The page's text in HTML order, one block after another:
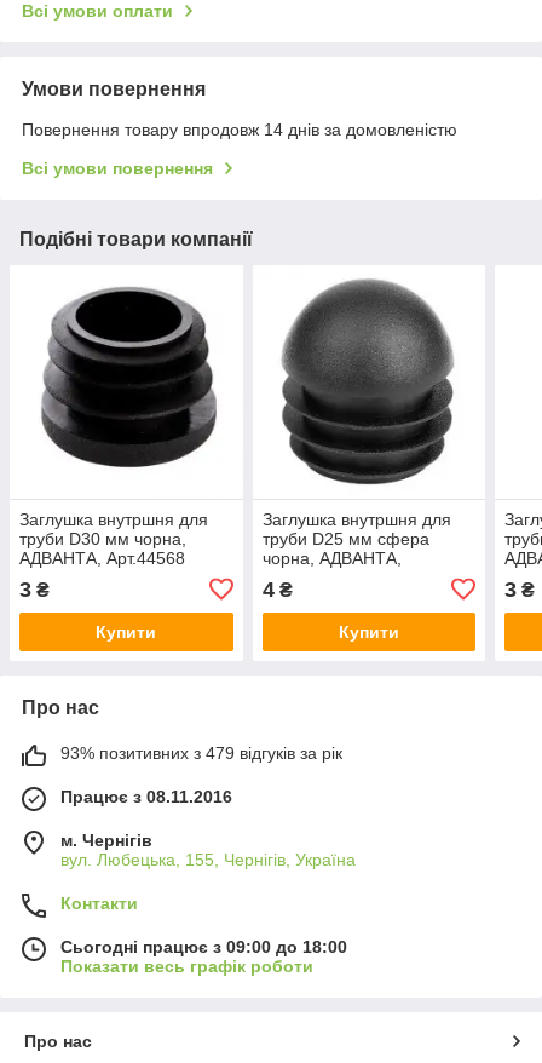
Всі умови оплати
Умови повернення
Повернення товару впродовж 14 днів за домовленістю
Всі умови повернення
Подібні товари компанії
Заглушка внутршня для
труби D30 мм чорна,
АДВАНТА, Арт.44568
3 ₴
Купити
Заглушка внутршня для
труби D25 мм сфера
чорна, АДВАНТА,
4₴
Купити
3 ₴
Про нас
93% позитивних з 479 відгуків за рік
Працює з 08.11.2016
м. Чернігів
вул. Любецька, 155, Чернігів, Україна
Контакти
Сьогодні працює з 09:00 до 18:00
Показати весь графік роботи
Про нас